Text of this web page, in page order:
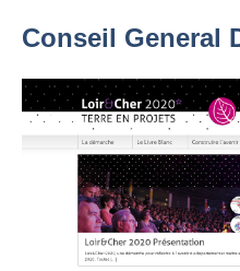
Conseil General